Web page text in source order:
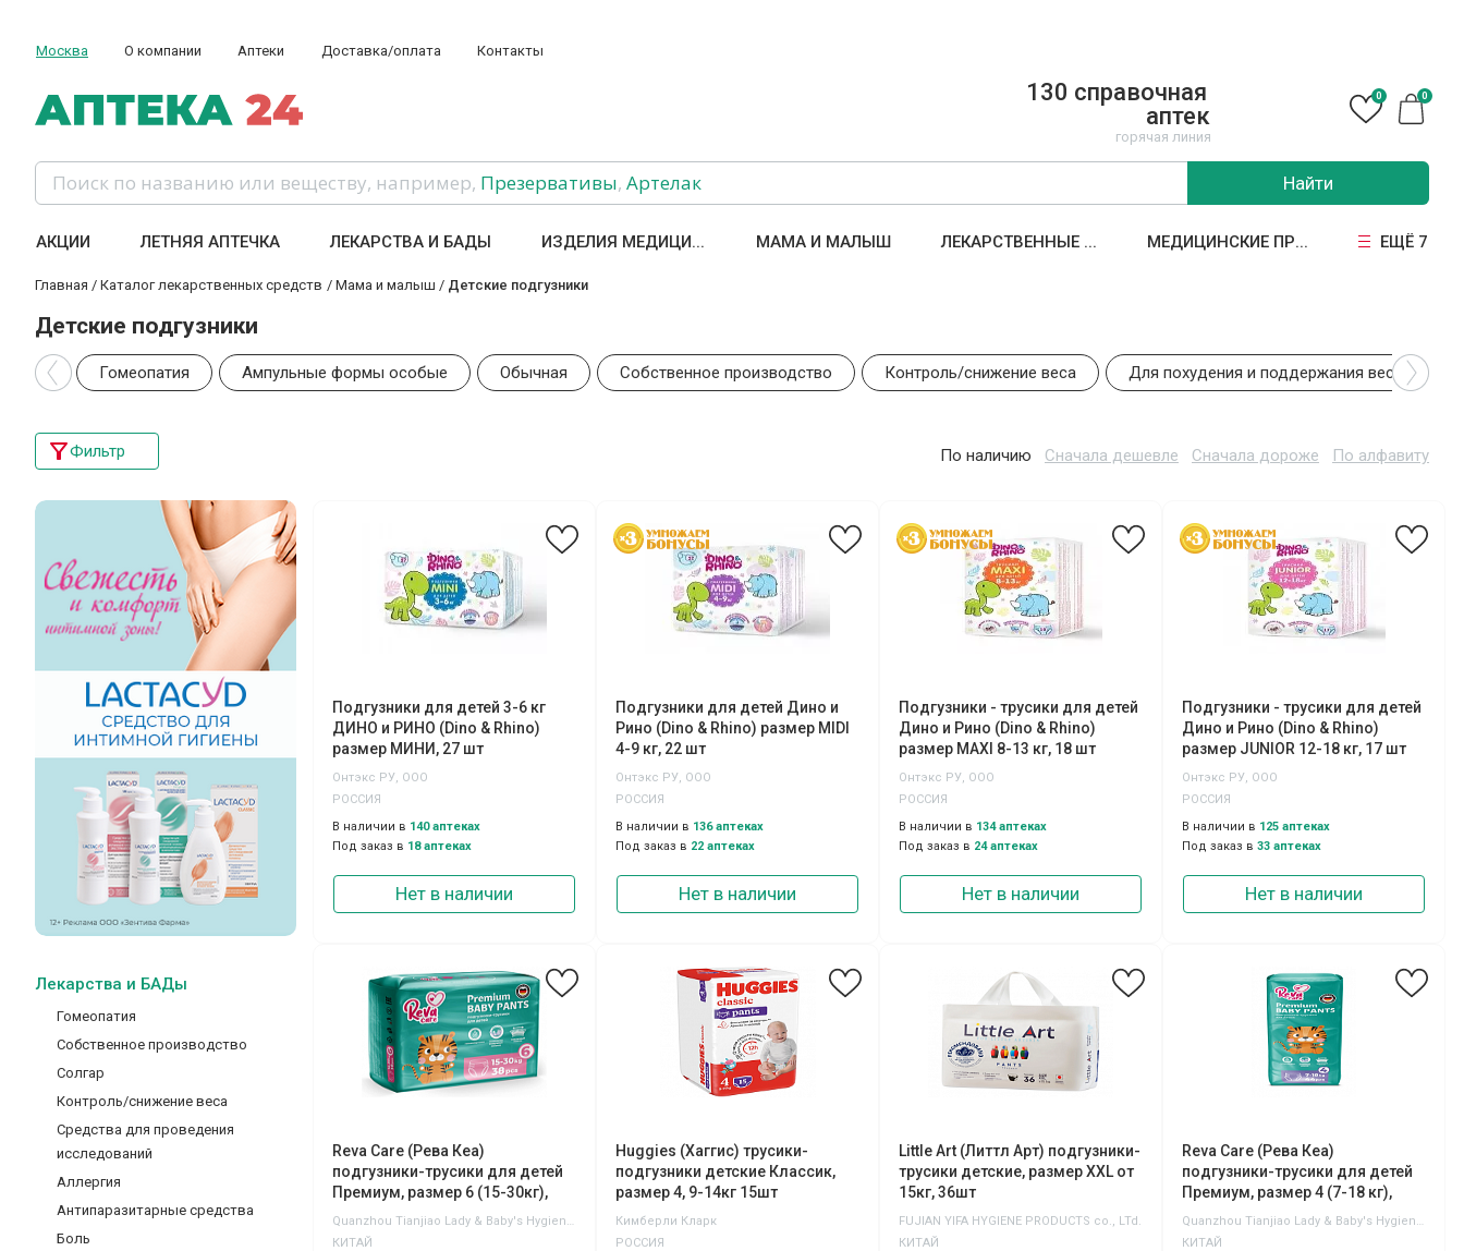
Москва О компании Аптеки Доставка/оплата Контакты
130 справочная
аптек
горячая линия
0 0
Поиск по названию или веществу, например, Презервативы, Артелак Найти
АКЦИИ ЛЕТНЯЯ АПТЕЧКА ЛЕКАРСТВА И БАДЫ ИЗДЕЛИЯ МЕДИЦИ... МАМА И МАЛЫШ ЛЕКАРСТВЕННЫЕ ... МЕДИЦИНСКИЕ ПР... ЕЩЁ 7
Главная / Каталог лекарственных средств / Мама и малыш / Детские подгузники
Детские подгузники
Гомеопатия Ампульные формы особые Обычная Собственное производство Контроль/снижение веса Для похудения и поддержания веса
Фильтр По наличию Сначала дешевле Сначала дороже По алфавиту
Лекарства и БАДы
Гомеопатия
Собственное производство
Солгар
Контроль/снижение веса
Средства для проведения
исследований
Аллергия
Антипаразитарные средства
Боль
Подгузники для детей 3-6 кг
ДИНО и РИНО (Dino & Rhino)
размер МИНИ, 27 шт
Онтэкс РУ, ООО
РОССИЯ
В наличии в 140 аптеках
Под заказ в 18 аптеках
Нет в наличии
Подгузники для детей Дино и
Рино (Dino & Rhino) размер MIDI
4-9 кг, 22 шт
Онтэкс РУ, ООО
РОССИЯ
В наличии в 136 аптеках
Под заказ в 22 аптеках
Нет в наличии
Подгузники - трусики для детей
Дино и Рино (Dino & Rhino)
размер MAXI 8-13 кг, 18 шт
Онтэкс РУ, ООО
РОССИЯ
В наличии в 134 аптеках
Под заказ в 24 аптеках
Нет в наличии
Подгузники - трусики для детей
Дино и Рино (Dino & Rhino)
размер JUNIOR 12-18 кг, 17 шт
Онтэкс РУ, ООО
РОССИЯ
В наличии в 125 аптеках
Под заказ в 33 аптеках
Нет в наличии
Reva Care (Рева Кеа)
подгузники-трусики для детей
Премиум, размер 6 (15-30кг),
38шт
КИТАЙ
Huggies (Хаггис) трусики-
подгузники детские Классик,
размер 4, 9-14кг 15шт
Кимберли Кларк
РОССИЯ
Little Art (Литтл Арт) подгузники-
трусики детские, размер XXL от
15кг, 36шт
FUJIAN YIFA HYGIENE PRODUCTS co., LTd.
КИТАЙ
Reva Care (Рева Кеа)
подгузники-трусики для детей
Премиум, размер 4 (7-18 кг),
44шт
КИТАЙ